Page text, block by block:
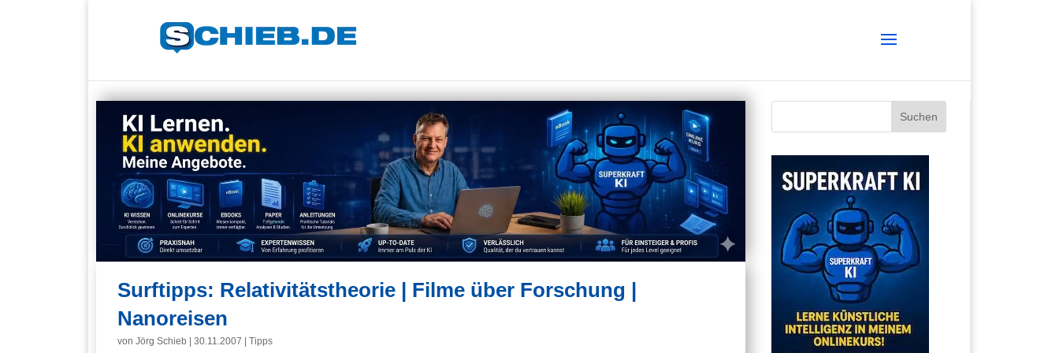
Surftipps: Relativitätstheorie | Filme über Forschung |
Nanoreisen
von Jörg Schieb 30.11.2007 Tipps